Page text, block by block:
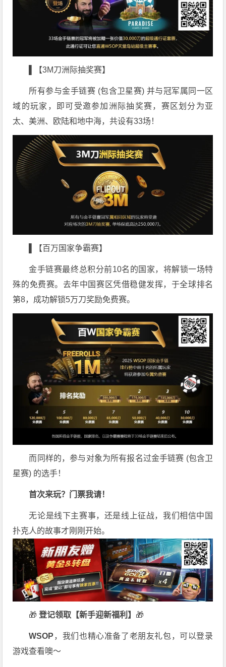
▌【3M刀洲际抽奖赛】
所有参与金手链赛 (包含卫星赛) 并与冠军属同一区
域的玩家，即可受邀参加洲际抽奖赛，赛区划分为亚
太、美洲、欧陆和地中海，共设有33场！
▌【百万国家争霸赛】
金手链赛最终总积分前10名的国家，将解锁一场特
殊的免费赛。去年中国赛区凭借稳健发挥，于全球排名
第8，成功解锁5万刀奖励免费赛。
而同样的，参与对象为所有报名过金手链赛 (包含卫
星赛) 的选手！
首次来玩？门票我请！
无论是线下主赛事，还是线上征战，我们相信中国
扑克人的故事才刚刚开始。
🎁 登记领取【新手迎新福利】 🎁
WSOP ，我们也精心准备了老朋友礼包，可以登录
游戏查看噢～